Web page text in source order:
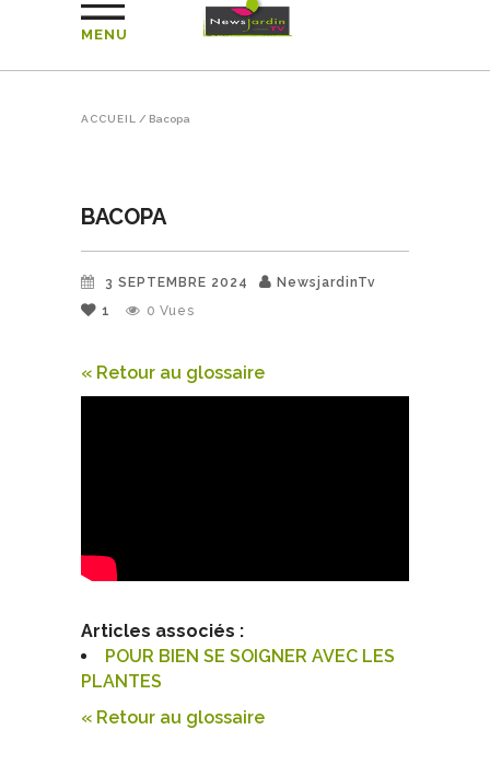
MENU
ACCUEIL / Bacopa
BACOPA
3 SEPTEMBRE 2024
NewsjardinTv
1
0 Vues
« Retour au glossaire
Articles associés :
POUR BIEN SE SOIGNER AVEC LES
PLANTES
« Retour au glossaire